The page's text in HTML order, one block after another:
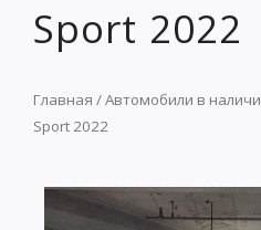
Sport 2022
Главная /Автомобили в
Sport 2022